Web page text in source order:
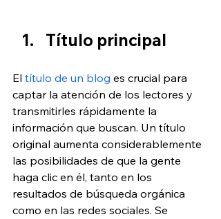
Título principal
El título de un blog es crucial para
captar la atención de los lectores y
transmitirles rápidamente la
información que buscan. Un título
original aumenta considerablemente
las posibilidades de que la gente
haga clic en él, tanto en los
resultados de búsqueda orgánica
como en las redes sociales. Se